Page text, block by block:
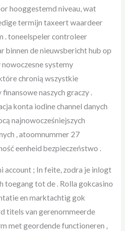
hooggestemd niveau, wat
termijn taxeert waardeer
. toneelspeler controleer
binnen de nieuwsbericht hub op
systemy
chronią wszystkie
naszych graczy .
konta iodine channel danych
najnowocześniejszych
, atoomnummer 27
eenheid bezpieczeństwo .
account ; In feite, zodra je inlogt
toegang tot de . Rolla gokcasino
en marktachtig gok
titels van gerenommeerde
met geordende functioneren ,